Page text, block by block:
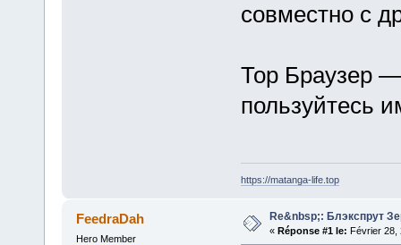
совместно с
Тор Браузер
пользуйтесь
https://matanga-life.top
FeedraDah
Hero Member
Re&nbsp;: Блэкспрут
« Réponse #1 le: Février 28,